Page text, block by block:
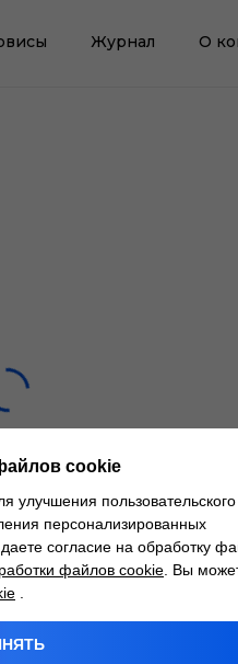
Журнал О
cookie
улучшения пользовательского
персонализированных
согласие на обработку
файлов cookie . Вы